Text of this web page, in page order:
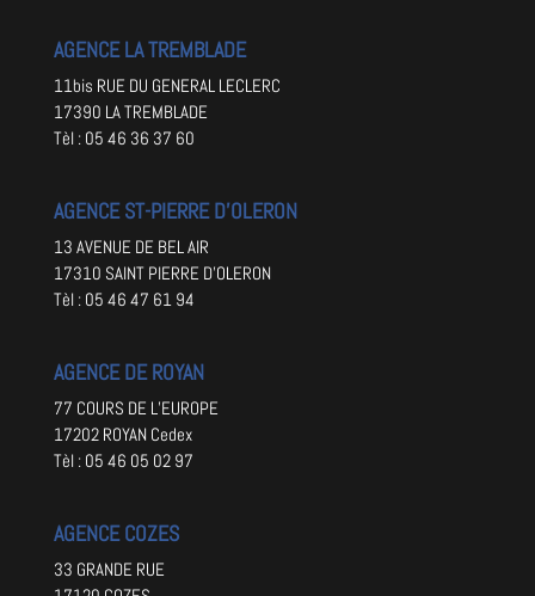
AGENCE LA TREMBLADE
11bis RUE DU GENERAL LECLERC
17390 LA TREMBLADE
Tèl : 05 46 36 37 60
AGENCE ST-PIERRE D’OLERON
13 AVENUE DE BEL AIR
17310 SAINT PIERRE D’OLERON
Tèl : 05 46 47 61 94
AGENCE DE ROYAN
77 COURS DE L’EUROPE
17202 ROYAN Cedex
Tèl : 05 46 05 02 97
AGENCE COZES
33 GRANDE RUE